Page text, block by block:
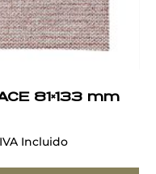
81×133 mm
IVA Incluido